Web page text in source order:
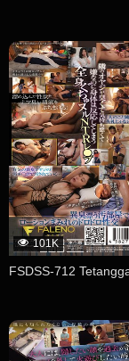
101K
FSDSS-712